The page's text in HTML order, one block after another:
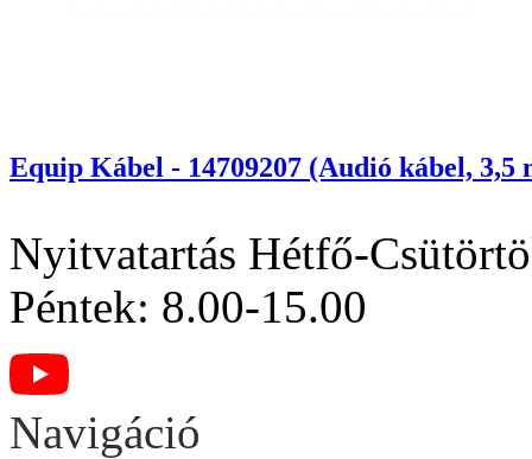
Equip Kábel - 14709207 (Audió kábel, 3,5
Nyitvatartás Hétfő-
Péntek: 8.00-15.00
Navigáció